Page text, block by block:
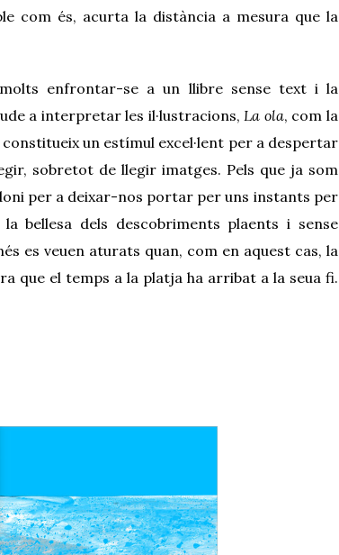
com és, acurta la distància a mesura que la
enfrontar-se a un llibre sense text i la
a interpretar les il·lustracions,La ola, com la
un estímul excel·lent per a despertar
sobretot de llegir imatges. Pels que ja som
per a deixar-nos portar per uns instants per
bellesa dels descobriments plaents i sense
s es veuen aturats quan, com en aquest cas, la
que el temps a la platja ha arribat a la seua fi.